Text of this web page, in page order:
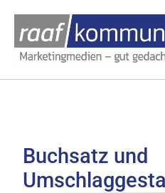
Buchsatz und